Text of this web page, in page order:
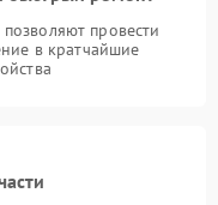
провести
в кратчайшие